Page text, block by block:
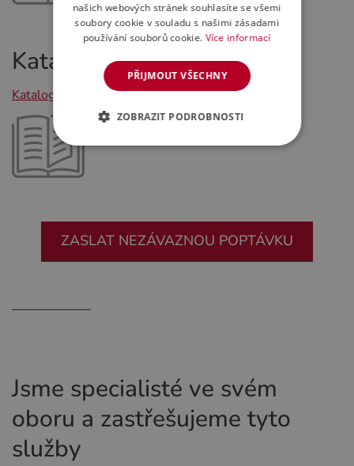
Katalogy v PDF
Katalog TOP OFFICE
ZASLAT NEZÁVAZNOU POPTÁVKU
Jsme specialisté ve svém
oboru a zastřešujeme tyto
služby
našich webových stránek souhlasíte se všemi
soubory cookie v souladu s našimi zásadami
používání souborů cookie. Více informací
PŘIJMOUT VŠECHNY
ZOBRAZIT PODROBNOSTI